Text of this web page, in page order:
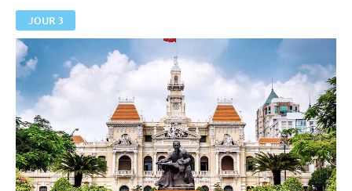
Vietnam entre tradition et modernité.
Repas libres et nuit à l'hôtel à Ho Chi Minh ville.
JOUR 3